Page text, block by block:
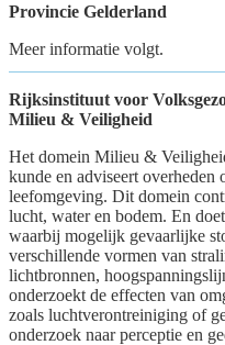
Provincie Gelderland
Meer informatie volgt.
Rijksinstituut voor
Milieu & Veiligheid
Het domein Milieu &
kunde en adviseert overheden
leefomgeving. Dit domein
lucht, water en bodem. En
waarbij mogelijk gevaarlijke
verschillende vormen van
lichtbronnen,
onderzoekt de effecten van
zoals luchtverontreiniging of
onderzoek naar perceptie en